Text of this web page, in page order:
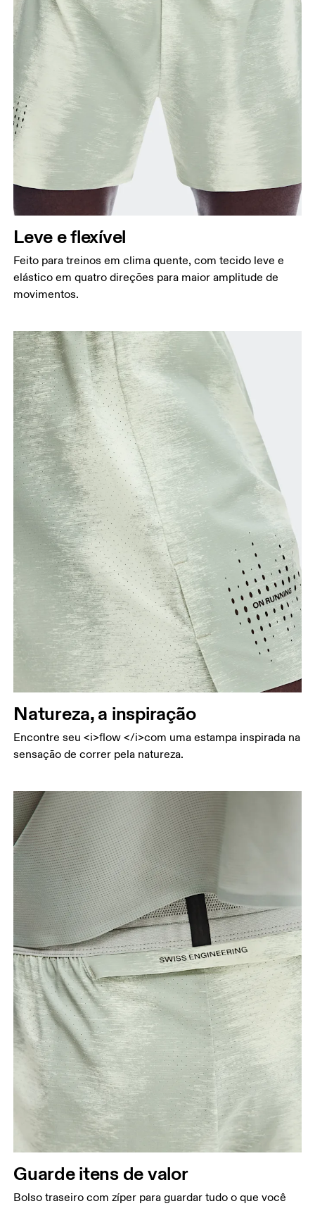
Cintura
Meça ao redor da parte mais estreita da cintura.
Quadril
Meça ao redor da parte mais larga do quadril.
Coxa
Fique em pé, com os pés abertos na largura dos
ombros. Meça ao redor da parte mais larga da
coxa.
Entreperna
Leve e flexível
Feito para treinos em clima quente, com tecido leve e
elástico em quatro direções para maior amplitude de
movimentos.
Natureza, a inspiração
Encontre seu <i>flow </i>com uma estampa inspirada na
sensação de correr pela natureza.
Guarde itens de valor
Bolso traseiro com zíper para guardar tudo o que você